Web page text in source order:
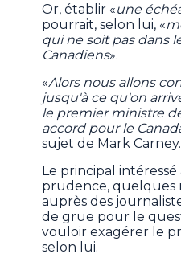
Or, établir «une
pourrait, selon lui, «
qui ne soit pas dans
Canadiens».
«Alors nous allons
jusqu'à ce qu'on
le premier ministre
accord pour le
sujet de Mark Carney.
Le principal intéressé
prudence, quelques
auprès des
de grue pour le
vouloir exagérer le
selon lui.